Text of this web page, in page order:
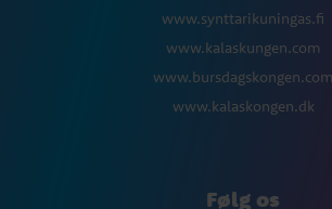
www.synttarikuningas.fi
www.kalaskungen.com
www.bursdagskongen.com
www.kalaskongen.dk
Følg os